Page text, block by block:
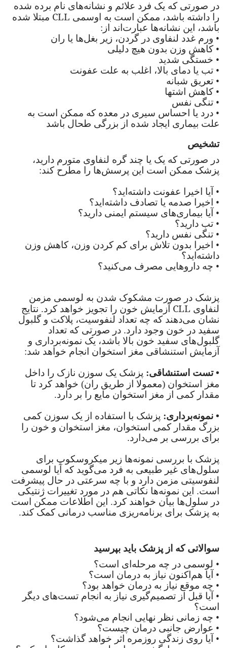
در صورتی که یک فرد علائم و نشانه‌های نام برده شده
را داشته باشد، ممکن است به اوسمی CLL مبتلا شده
باشد، این نشانه‌ها عبارت‌اند از:
• ورم غدد لنفاوی در گردن، زیر بغل‌ها یا ران
• کاهش وزن بدون هیچ دلیلی
• خستگی شدید
• تب یا دمای بالا، اغلب به علت عفونت
• تعریق شبانه
• کاهش اشتها
• تنگی نفس
• درد یا احساس سیری در معده که ممکن است به
علت بیماری ایجاد شده از بزرگی طحال باشد
تشخیص
در صورتی که یک یا چند گره لنفاوی متورم دارید،
پزشک ممکن است این پرسش‌ها را مطرح کند:
• آیا اخیرا عفونت داشته‌اید؟
• اخیرا صدمه یا تصادف داشته‌اید؟
• آیا بیماری‌های سیستم ایمنی دارید؟
• تب دارید؟
• تنگی نفس دارید؟
• اخیرا بدون تلاش برای کم کردن وزن، کاهش وزن
داشته‌اید؟
• چه دارو‌هایی مصرف می‌کنید؟
پزشک در صورت مشکوک شدن به لوسمی مزمن
لنفاوی CLL آزمایش خون را تجویز خواهد کرد. نتایج
نشان می‌دهند که چه تعداد لنفوسیت، پلاکت و گلبول
سفید در خون وجود دارد. در صورتی که تعداد
گلبول‌های سفید خون بالا باشد، یک نمونه‌برداری و
آزمایش استنشاقی مغز استخوان انجام خواهد شد:
•تست استنشاقی: پزشک یک سوزن نازک را داخل
مغز استخوان (معمولا از طریق ران) خواهد کرد تا
مقدار کمی از مغز استخوان مایع را بر دارد.
• نمونه‌برداری: پزشک با استفاده از یک سوزن کمی
بزرگ مقدار کمی استخوان، مغز استخوان و خون را
برای بررسی بر می‌دارد.
پزشک با بررسی نمونه‌ها زیر میکروسکوپ برای
سلول‌های غیر طبیعی به فرد می‌گوید که آیا لوسمی
لنفوسیتی مزمن دارد و با چه سرعتی در حال پیشرفت
است. این نمونه‌ها نکاتی هم در مورد تغییرات ژنتیکی
در سلول‌ها بیان خواهند کرد. این اطلاعات ممکن است
به پزشک برای برنامه‌ریزی مناسب درمانی کمک کند.
سوالاتی که از پزشک باید بپرسید
• لوسمی در چه مرحله‌ای است؟
• آیا هم‌اکنون نیاز به درمان است؟
• چه موقع نیاز به درمان خواهد بود؟
• آیا قبل از تصمیم‌گیری نیاز به انجام تست‌های دیگر
است؟
• چه زمانی نظر نهایی انجام می‌شود؟
• عوارض جانبی درمان چیست؟
• آیا روی زندگی روزمره اثر خواهد گذاشت؟